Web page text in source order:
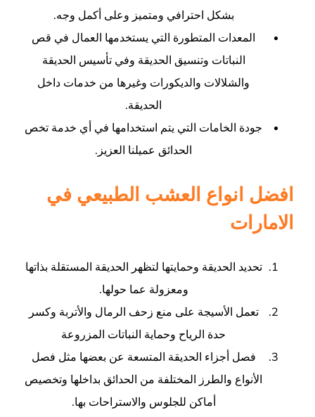
بشكل احترافي ومتميز وعلى أكمل وجه.
المعدات المتطورة التي يستخدمها العمال في قص
النباتات وتنسيق الحديقة وفي تأسيس الحديقة
والشلالات والديكورات وغيرها من خدمات داخل
الحديقة.
جودة الخامات التي يتم استخدامها في أي خدمة تخص
الحدائق عميلنا العزيز.
افضل انواع العشب الطبيعي في
الامارات
تحديد الحديقة وحمايتها لتظهر الحديقة المستقلة بذاتها
ومعزولة عما حولها.
تعمل الأسيجة على منع زحف الرمال والأتربة وكسر
حدة الرياح وحماية النباتات المزروعة
فصل أجزاء الحديقة المتسعة عن بعضها مثل فصل
الأنواع والطرز المختلفة من الحدائق بداخلها وتخصيص
أماكن للجلوس والاستراحات بها.